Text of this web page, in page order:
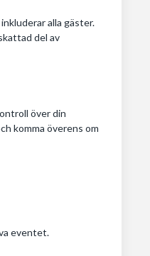
alla gäster.
del av
över din
komma överens om
eventet.